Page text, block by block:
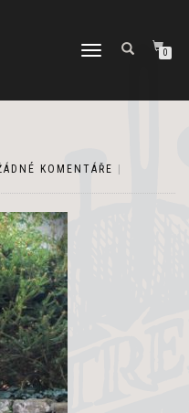
PŘEPNOUT
0
KOMENTÁŘE